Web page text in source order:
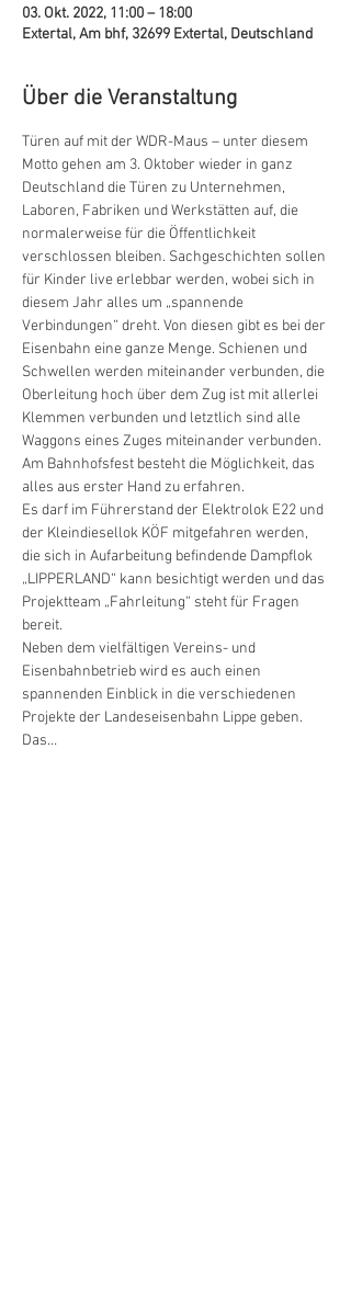
03. Okt. 2022, 11:00 – 18:00
Extertal, Am bhf, 32699 Extertal, Deutschland
Über die Veranstaltung
Türen auf mit der WDR-Maus – unter diesem
Motto gehen am 3. Oktober wieder in ganz
Deutschland die Türen zu Unternehmen,
Laboren, Fabriken und Werkstätten auf, die
normalerweise für die Öffentlichkeit
verschlossen bleiben. Sachgeschichten sollen
für Kinder live erlebbar werden, wobei sich in
diesem Jahr alles um „spannende
Verbindungen“ dreht. Von diesen gibt es bei der
Eisenbahn eine ganze Menge. Schienen und
Schwellen werden miteinander verbunden, die
Oberleitung hoch über dem Zug ist mit allerlei
Klemmen verbunden und letztlich sind alle
Waggons eines Zuges miteinander verbunden.
Am Bahnhofsfest besteht die Möglichkeit, das
alles aus erster Hand zu erfahren.
Es darf im Führerstand der Elektrolok E22 und
der Kleindiesellok KÖF mitgefahren werden,
die sich in Aufarbeitung befindende Dampflok
„LIPPERLAND“ kann besichtigt werden und das
Projektteam „Fahrleitung“ steht für Fragen
bereit.
Neben dem vielfältigen Vereins- und
Eisenbahnbetrieb wird es auch einen
spannenden Einblick in die verschiedenen
Projekte der Landeseisenbahn Lippe geben.
Das…